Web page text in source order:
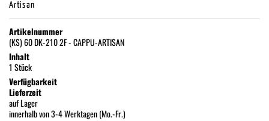
Artisan
Artikelnummer
(KS) 60 DK-210 2F - CAPPU-ARTISAN
Inhalt
1 Stück
Verfügbarkeit
Lieferzeit
auf Lager
innerhalb von 3-4 Werktagen (Mo.-Fr.)